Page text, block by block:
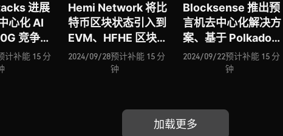
进展
心化 AI
竞争力
流动性资
计补能 15 分
Hemi Network 将比
特币区块状态引入到
EVM、HFHE 区块链
网络 Octra 入场、
Helix Labs 为非以
Interwoven Rollup
的区块链网络 Initia
2024/09/28预计补能 15 分
钟
Blocksense 推出预
言机去中心化解决方
案、基于 Polkadot
构建的协处理器
Hyperbridge 进击
场、通用 ZK 证明生
成层 Fermah 能否推
2024/09/22预计补能 15 分
钟
加载更多